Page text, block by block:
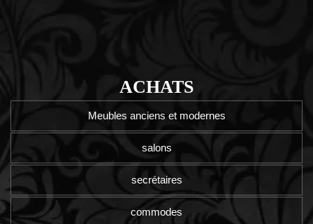
ACHATS
Meubles anciens et modernes
salons
secrétaires
commodes